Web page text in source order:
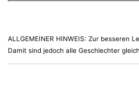
ALLGEMEINER HINWEIS: Zur besseren
Damit sind jedoch alle Geschlechter